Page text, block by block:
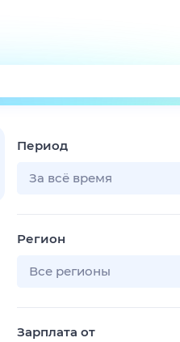
Поиск
ТВ-программа
Период
За всё время
Регион
Все регионы
Зарплата от